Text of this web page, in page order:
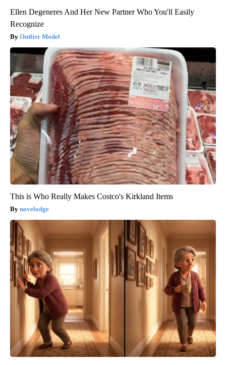
Ellen Degeneres And Her New Partner Who You'll Easily
Recognize
Outlier Model
This is Who Really Makes Costco's Kirkland Items
novelodge